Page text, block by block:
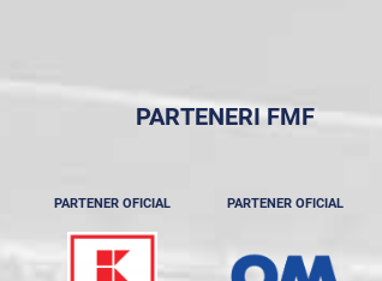
PARTENERI FMF
PARTENER OFICIAL PARTENER OFICIAL